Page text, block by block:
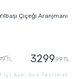
Çiçeği Aranjmanı
TL 3299,99 TL
İçi Aynı Gün Teslimat